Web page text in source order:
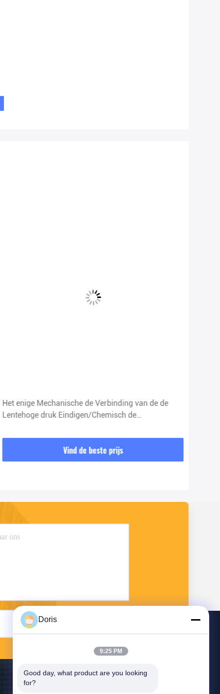
Het enige Mechanische de Verbinding van de de
Lentehoge druk Eindigen/Chemisch de
Vind de beste prijs
Doris
9:25 PM
Good day, what product are you looking
for?